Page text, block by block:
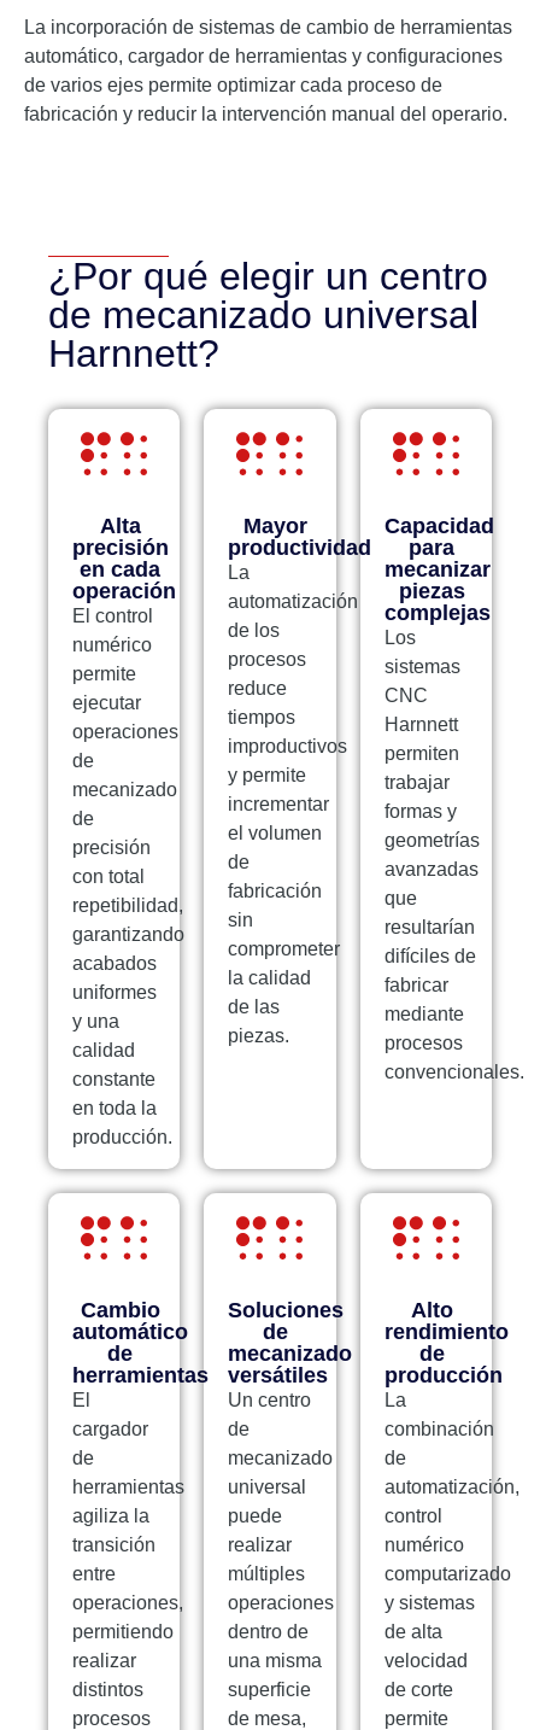
La incorporación de sistemas de cambio de herramientas
automático, cargador de herramientas y configuraciones
de varios ejes permite optimizar cada proceso de
fabricación y reducir la intervención manual del operario.
¿Por qué elegir un centro
de mecanizado universal
Harnnett?
Alta
precisión
en cada
operación
El control
numérico
permite
ejecutar
operaciones
de
mecanizado
de
precisión
con total
repetibilidad,
garantizando
acabados
uniformes
y una
calidad
constante
en toda la
producción.
Mayor
productividad
La
automatización
de los
procesos
reduce
tiempos
improductivos
y permite
incrementar
el volumen
de
fabricación
sin
comprometer
la calidad
de las
piezas.
Capacidad
para
mecanizar
piezas
complejas
Los
sistemas
CNC
Harnnett
permiten
trabajar
formas y
geometrías
avanzadas
que
resultarían
difíciles de
fabricar
mediante
procesos
convencionales.
Cambio
automático
de
herramientas
El
cargador
de
herramientas
agiliza la
transición
entre
operaciones,
permitiendo
realizar
distintos
procesos
Soluciones
de
mecanizado
versátiles
Un centro
de
mecanizado
universal
puede
realizar
múltiples
operaciones
dentro de
una misma
superficie
de mesa,
Alto
rendimiento
de
producción
La
combinación
de
automatización,
control
numérico
computarizado
y sistemas
de alta
velocidad
de corte
permite